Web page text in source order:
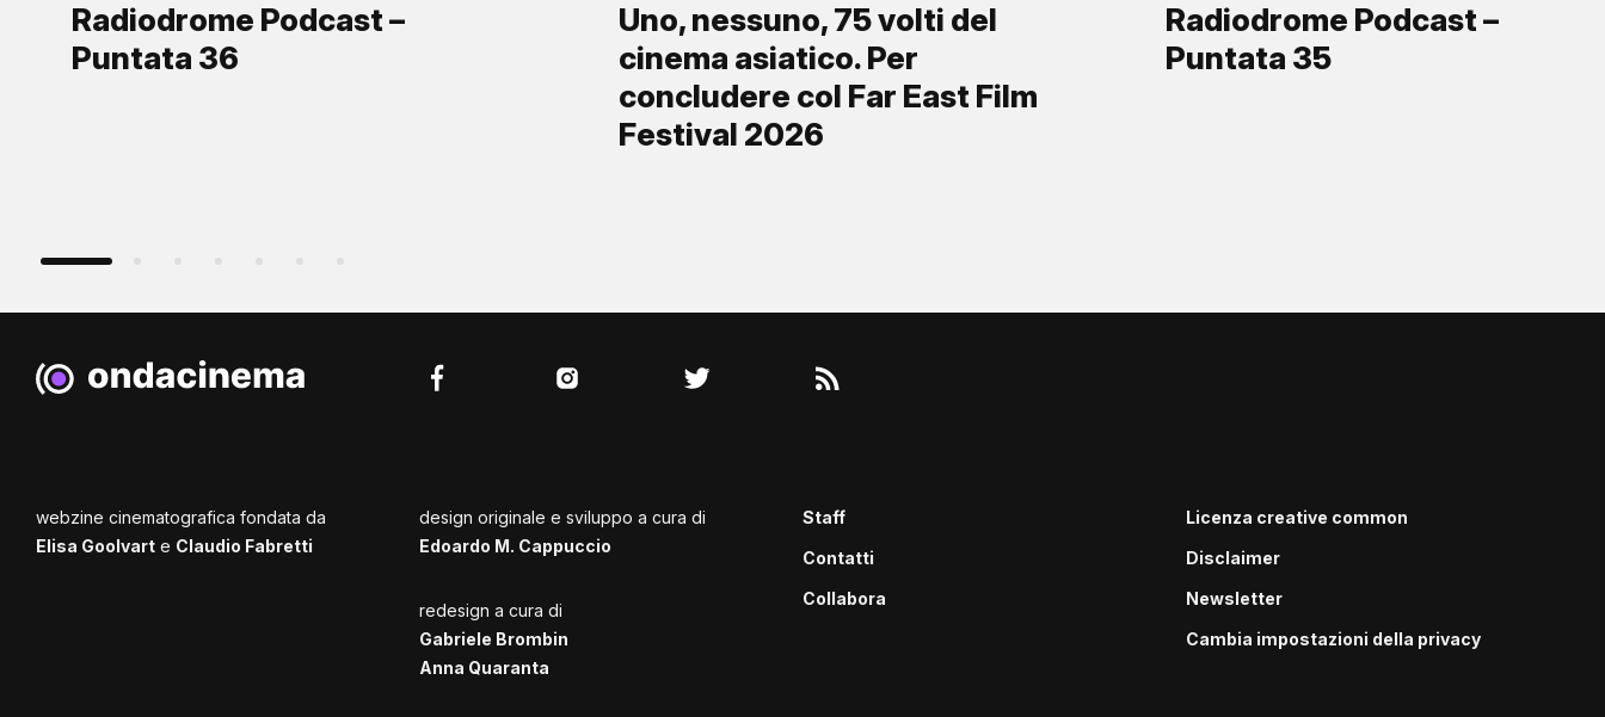
Radiodrome Podcast –
Puntata 36
Uno, nessuno, 75 volti del
cinema asiatico. Per
concludere col Far East Film
Festival 2026
Radiodrome Podcast –
Puntata 35
webzine cinematografica fondata da
Elisa Goolvart e Claudio Fabretti
design originale e sviluppo a cura di
Edoardo M. Cappuccio
redesign a cura di
Gabriele Brombin
Anna Quaranta
Staff
Contatti
Collabora
Licenza creative common
Disclaimer
Newsletter
Cambia impostazioni della privacy